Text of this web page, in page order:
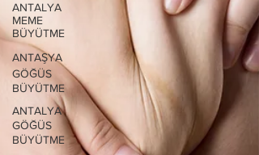
ANTALYA
MEME
BÜYÜTME
ANTAŞYA
GÖĞÜS
BÜYÜTME
ANTALYA
GÖĞÜS
BÜYÜTME